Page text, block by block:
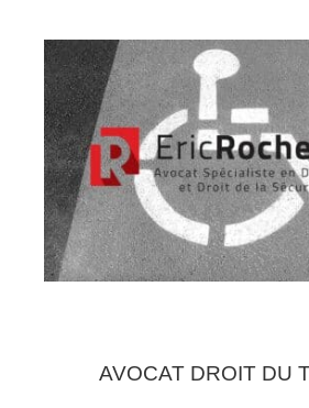
AVOCAT DROIT DU